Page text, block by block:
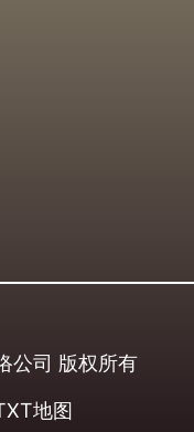
公司 版权所有
地图